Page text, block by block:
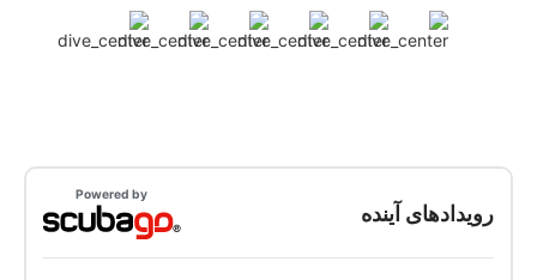
رویدادهای آینده
Powered by